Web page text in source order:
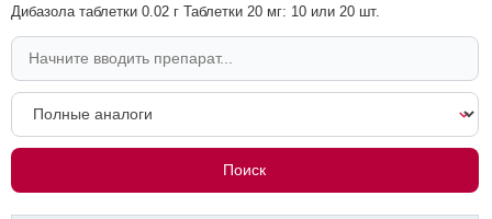
Дибазола таблетки 0.02 г Таблетки 20 мг: 10 или 20 шт.